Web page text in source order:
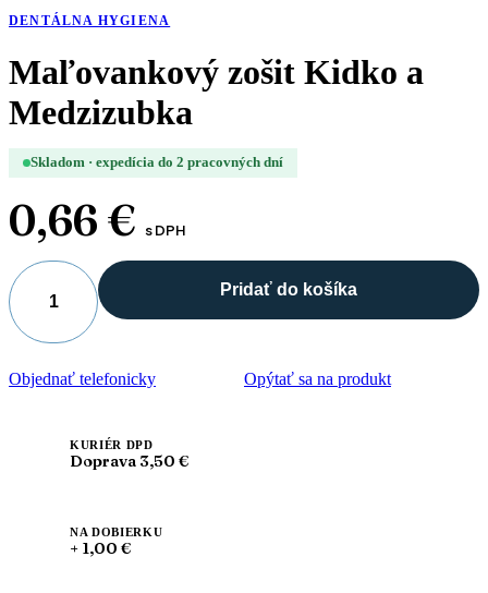
DENTÁLNA HYGIENA
Maľovankový zošit Kidko a
Medzizubka
Skladom · expedícia do 2 pracovných dní
0,66 € s DPH
množstvo
Maľovankový
Kidko
a
Pridať do košíka
Objednať telefonicky Opýtať sa na produkt
KURIÉR DPD
Doprava 3,50 €
NA DOBIERKU
+ 1,00 €